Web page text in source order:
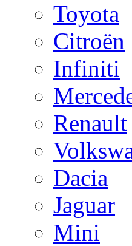
Toyota
Citroën
Infiniti
Renault
Dacia
Jaguar
Mini